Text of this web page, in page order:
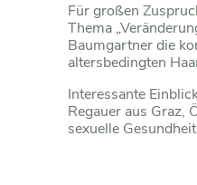
Für großen
Thema
Baumgartner die
altersbedingten
Interessante
Regauer aus Graz,
sexuelle